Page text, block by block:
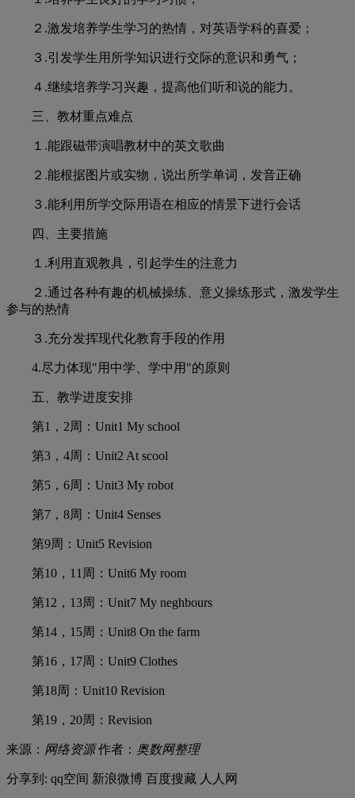
２.激发培养学生学习的热情，对英语学科的喜爱；
３.引发学生用所学知识进行交际的意识和勇气；
４.继续培养学习兴趣，提高他们听和说的能力。
三、教材重点难点
１.能跟磁带演唱教材中的英文歌曲
２.能根据图片或实物，说出所学单词，发音正确
３.能利用所学交际用语在相应的情景下进行会话
四、主要措施
１.利用直观教具，引起学生的注意力
２.通过各种有趣的机械操练、意义操练形式，激发学生
参与的热情
３.充分发挥现代化教育手段的作用
4.尽力体现"用中学、学中用"的原则
五、教学进度安排
第1，2周：Unit1 My school
第3，4周：Unit2 At scool
第5，6周：Unit3 My robot
第7，8周：Unit4 Senses
第9周：Unit5 Revision
第10，11周：Unit6 My room
第12，13周：Unit7 My neghbours
第14，15周：Unit8 On the farm
第16，17周：Unit9 Clothes
第18周：Unit10 Revision
第19，20周：Revision
来源： 网络资源作者： 奥数网整理
分享到: qq空间 新浪微博 百度搜藏 人人网